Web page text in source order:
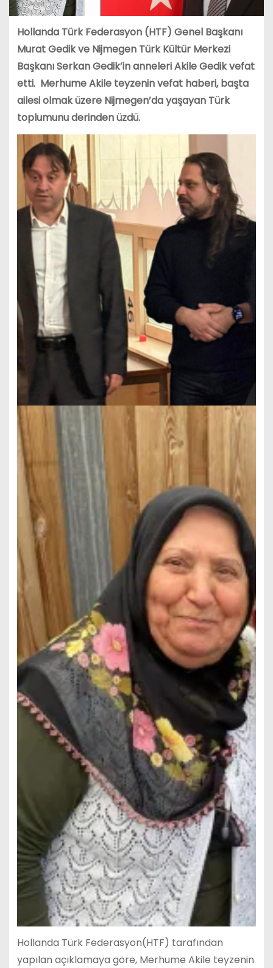
Hollanda Türk Federasyon (HTF) Genel Başkanı
Murat Gedik ve Nijmegen Türk Kültür Merkezi
Başkanı Serkan Gedik’in anneleri Akile Gedik vefat
etti. Merhume Akile teyzenin vefat haberi, başta
ailesi olmak üzere Nijmegen’da yaşayan Türk
toplumunu derinden üzdü.
Hollanda Türk Federasyon(HTF) tarafından
yapılan açıklamaya göre, Merhume Akile teyzenin